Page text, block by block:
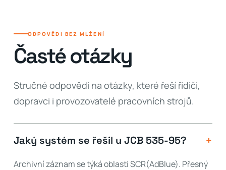
ODPOVĚDI BEZ MLŽENÍ
Časté otázky
Stručné odpovědi na otázky, které řeší řidiči,
dopravci i provozovatelé pracovních strojů.
Jaký systém se řešil u JCB 535-95? +
Archivní záznam se týká oblasti SCR(AdBlue). Přesný